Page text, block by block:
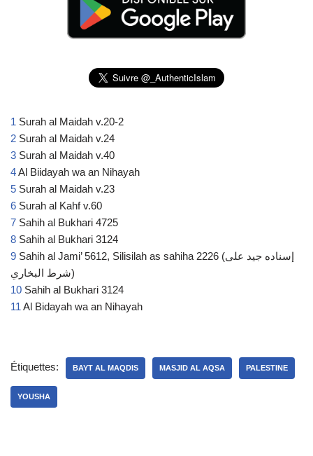
1 Surah al Maidah v.20-2
2 Surah al Maidah v.24
3 Surah al Maidah v.40
4Al Biidayah wa an Nihayah
5 Surah al Maidah v.23
6 Surah al Kahf v.60
7 Sahih al Bukhari 4725
8 Sahih al Bukhari 3124
9 Sahih al Jami’ 5612, Silisilah as sahiha 2226 (إسناده جيد على
شرط البخاري)
10 Sahih al Bukhari 3124
11 Al Bidayah wa an Nihayah
Étiquettes: BAYT AL MAQDIS MASJID AL AQSA PALESTINE
YOUSHA